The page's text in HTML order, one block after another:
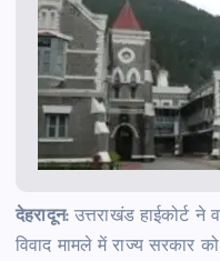
देहरादून:उत्तराखंड हाईकोर्ट ने
विवाद मामले में राज्य सरकार